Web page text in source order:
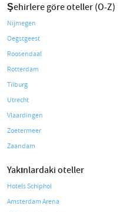
Şehirlere göre oteller (O-Z)
Nijmegen
Oegstgeest
Roosendaal
Rotterdam
Tilburg
Utrecht
Vlaardingen
Zoetermeer
Zaandam
Yakınlardaki oteller
Hotels Schiphol
Amsterdam Arena